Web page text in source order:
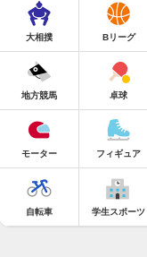
大相撲 Bリーグ
地方競馬 卓球
モーター フィギュア
自転車 学生スポーツ